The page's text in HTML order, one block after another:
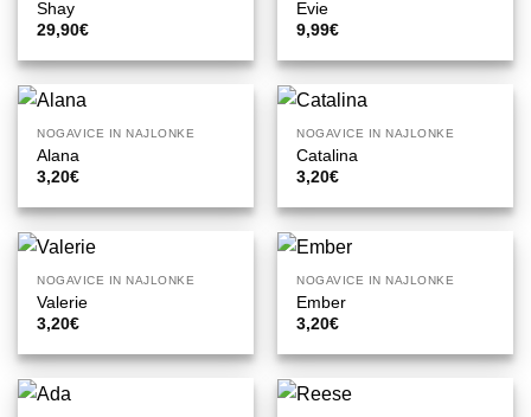
Shay
29,90€
Evie
9,99€
NOGAVICE IN NAJLONKE
Alana
3,20€
NOGAVICE IN NAJLONKE
Catalina
3,20€
NOGAVICE IN NAJLONKE
Valerie
3,20€
NOGAVICE IN NAJLONKE
Ember
3,20€